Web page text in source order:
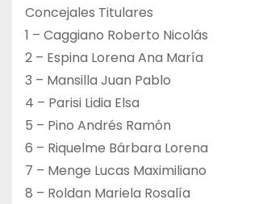
Concejales Titulares
1 – Caggiano Roberto Nicolás
2 – Espina Lorena Ana María
3 – Mansilla Juan Pablo
4 – Parisi Lidia Elsa
5 – Pino Andrés Ramón
6 – Riquelme Bárbara Lorena
7 – Menge Lucas Maximiliano
8 – Roldan Mariela Rosalía